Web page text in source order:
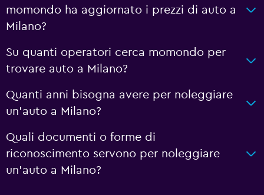
momondo ha aggiornato i prezzi di auto a
Milano?
Su quanti operatori cerca momondo per
trovare auto a Milano?
Quanti anni bisogna avere per noleggiare
un'auto a Milano?
Quali documenti o forme di
riconoscimento servono per noleggiare
un'auto a Milano?